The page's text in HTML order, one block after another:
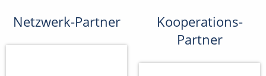
Netzwerk-Partner
Kooperations-
Partner